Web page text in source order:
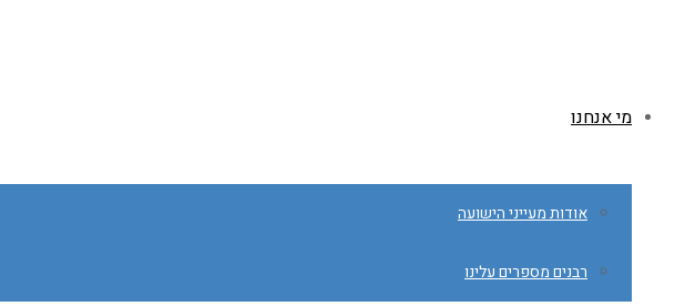
מי אנחנו
אודות מעייני הישועה
רבנים מספרים עלינו